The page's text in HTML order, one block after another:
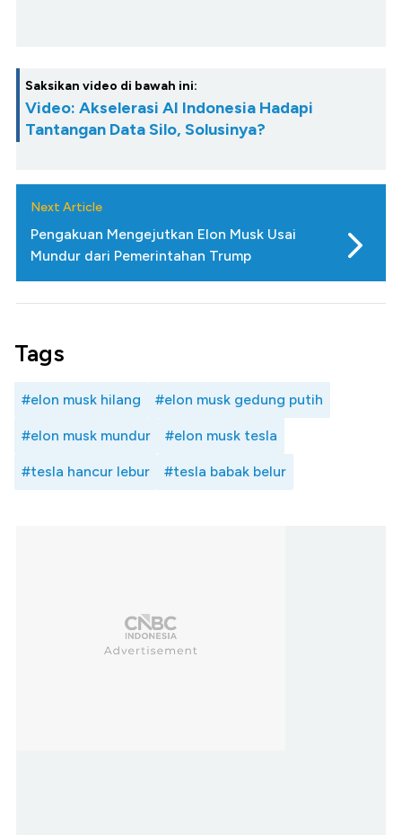
Saksikan video di bawah ini:
Video: Akselerasi AI Indonesia Hadapi
Tantangan Data Silo, Solusinya?
Next Article
Pengakuan Mengejutkan Elon Musk Usai
Mundur dari Pemerintahan Trump
Tags
#elon musk hilang #elon musk gedung putih
#elon musk mundur #elon musk tesla
#tesla hancur lebur #tesla babak belur